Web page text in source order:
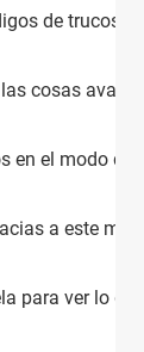
de trucos.
cosas
el modo de
a este
para ver lo que